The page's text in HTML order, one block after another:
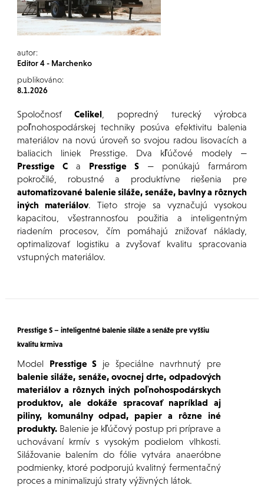
autor:
Editor 4 - Marchenko
publikováno:
8.1.2026
SpoločnosťCelikel , popredný turecký výrobca
poľnohospodárskej techniky posúva efektivitu balenia
materiálov na novú úroveň so svojou radou lisovacích a
baliacich liniek Presstige. Dva kľúčové modely —
Presstige Ca Presstige S — ponúkajú farmárom
pokročilé, robustné a produktívne riešenia pre
automatizované balenie siláže, senáže, bavlny a rôznych
iných materiálov. Tieto stroje sa vyznačujú vysokou
kapacitou, všestrannosťou použitia a inteligentným
riadením procesov, čím pomáhajú znižovať náklady,
optimalizovať logistiku a zvyšovať kvalitu spracovania
vstupných materiálov.
Presstige S – inteligentné balenie siláže a senáže pre vyššiu
kvalitu krmiva
Model Presstige S je špeciálne navrhnutý pre
balenie siláže, senáže, ovocnej drte, odpadových
materiálov a rôznych iných poľnohospodárskych
produktov, ale dokáže spracovať napríklad aj
piliny, komunálny odpad, papier a rôzne iné
produkty.Balenie je kľúčový postup pri príprave a
uchovávaní krmív s vysokým podielom vlhkosti.
Silážovanie balením do fólie vytvára anaeróbne
podmienky, ktoré podporujú kvalitný fermentačný
proces a minimalizujú straty výživných látok.